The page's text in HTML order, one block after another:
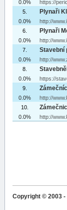
0.0%
https://
5.
Plynaři
0.0%
http://
6.
Plynaři
0.0%
http://
7.
Stavební
0.0%
http://
8.
0.0%
https://
9.
0.0%
http://
10.
0.0% http://
Copyright © 2003